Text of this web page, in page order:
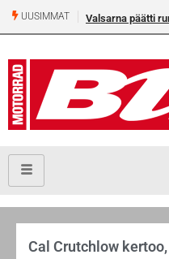
UUSIMMAT Valsarna päätti
Cal Crutchlow